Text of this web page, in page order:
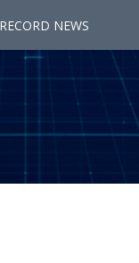
RECORD NEWS